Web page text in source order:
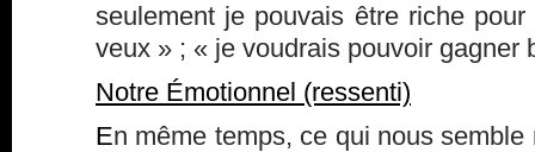
seulement je pouvais être riche
veux » ; « je voudrais pouvoir gagner
Notre Émotionnel (ressenti)
En même temps, ce qui nous semble